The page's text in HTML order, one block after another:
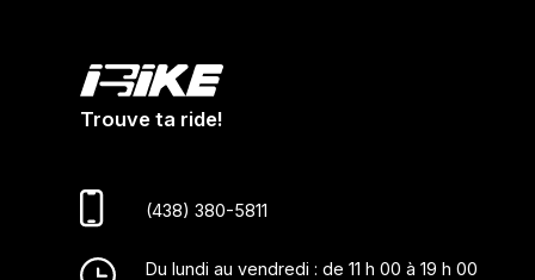
Trouve ta ride!
(438) 380-5811
Du lundi au vendredi : de 11 h 00 à 19 h 00